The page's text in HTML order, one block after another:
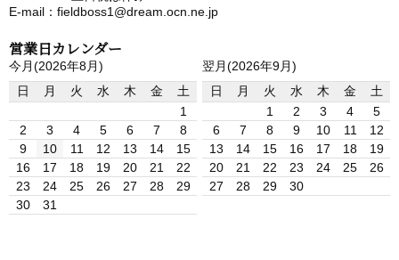
E-mail：fieldboss1@dream.ocn.ne.jp
営業日カレンダー
今月(2026年8月)
日
月 火 水 木 金
土
1
2
3 4 5 6 7
8
9
10 11 12 13 14
15
16
17 18 19 20 21
22
23
24 25 26 27 28
29
30
31
翌月(2026年9月)
日
月 火 水 木 金
土
1
2 3 4
5
6
7 8 9 10 11
12
13
14 15 16 17 18
19
20
21 22 23 24 25
26
27
28 29 30